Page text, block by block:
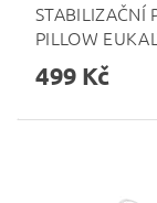
STABILIZAČNÍ
PILLOW
499 Kč